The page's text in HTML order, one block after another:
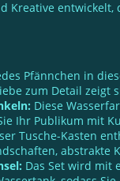
Kreative
Pfännchen in
zum Detail zeigt
Diese
Ihr Publikum mit
Tusche-Kasten
Das Set wird mit